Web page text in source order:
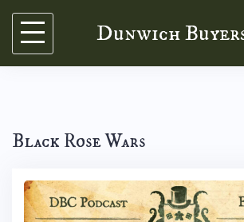
Skip
content
Dunwich
Black Rose Wars